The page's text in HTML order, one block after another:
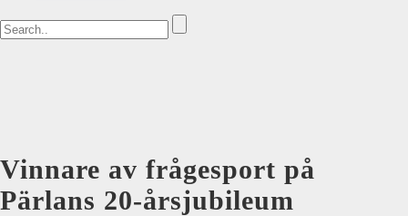
Vinnare av frågesport på
Pärlans 20-årsjubileum